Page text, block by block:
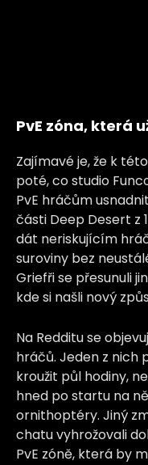
PvE zóna, která
Zajímavé je, že k
poté, co studio
PvE hráčům
části Deep Desert z
dát neriskujícím
suroviny bez
Griefři se přesunuli
kde si našli nový
Na Redditu se
hráčů. Jeden z nich
kroužit půl hodiny,
hned po startu na
ornithoptéry. Jiný
chatu vyhrožovali
PvE zóně, která by